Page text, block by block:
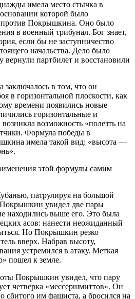
имела место стычка в
которой было
против Покрышкина. Оно было
в военный трибунал. Бог знает,
если бы не заступничество
начальства. Дело было
партбилет и восстановили
в том, что он
в горизонтальной плоскости, как
времени появились новые
горизонтальные и
возможность «полезть на
Формула победы в
имела такой вид: «высота —
этой формулы самим
патрулируя на большой
увидел две пары
находились выше его. Это была
асов: нанести неожиданный
Но Покрышкин резко
вверх. Набрав высоту,
устремился в атаку. Меткая
пошел к земле.
Покрышкин увидел, что пару
четверка «мессершмиттов». Он
сбитого им фашиста, а бросился на